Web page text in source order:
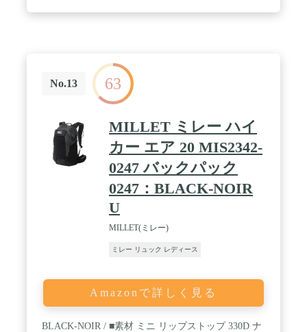
No.13 63
MILLET ミレー ハイ
カー エア 20 MIS2342-
0247 バックパック
0247：BLACK-NOIR
U
MILLET(ミレー)
ミレー リュック レディース
Amazonで詳しく見る
BLACK-NOIR / ■素材 ミニ リップストップ 330D ナ